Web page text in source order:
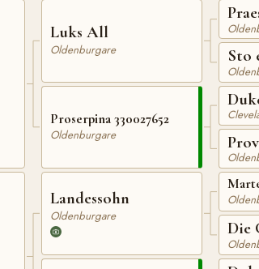
Luks All
Oldenburgare
Proserpina 330027652
Oldenburgare
Landessohn
Oldenburgare
Sto
Die